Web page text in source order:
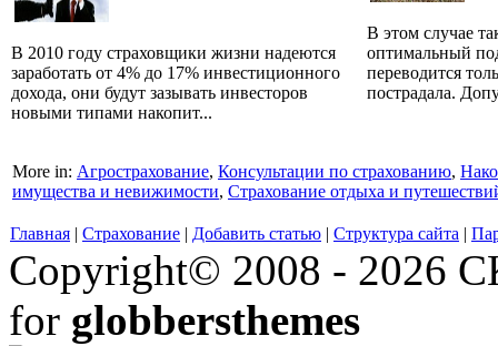
В 2010 году страховщики жизни надеются
заработать от 4% до 17% инвестиционного
дохода, они будут зазывать инвесторов
новыми типами накопит...
В этом случае
оптимальный
переводится
пострадала.
More in: Агрострахование, Консультации по страхованию,
имущества и невижимости, Страхование отдыха и
Главная | Страхование | Добавить статью | Структура сайта |
Copyright© 2008 - 2026
for globbersthemes